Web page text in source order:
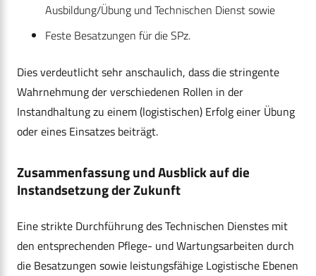
Ausbildung/Übung und Technischen Dienst sowie
Feste Besatzungen für die SPz.
Dies verdeutlicht sehr anschaulich, dass die stringente
Wahrnehmung der verschiedenen Rollen in der
Instandhaltung zu einem (logistischen) Erfolg einer Übung
oder eines Einsatzes beiträgt.
Zusammenfassung und Ausblick auf die
Instandsetzung der Zukunft
Eine strikte Durchführung des Technischen Dienstes mit
den entsprechenden Pflege- und Wartungsarbeiten durch
die Besatzungen sowie leistungsfähige Logistische Ebenen